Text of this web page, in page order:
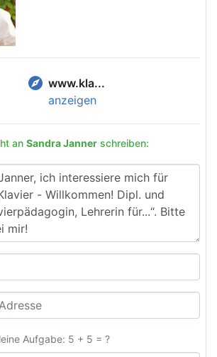
explore www.kla...
anzeigen
an Sandra Janner schreiben:
Aufgabe: 5 + 5 = ?